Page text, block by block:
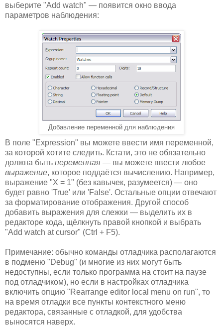
выберите "Add watch" — появится окно ввода
параметров наблюдения:
Добавление переменной для наблюдения
В поле "Expression" вы можете ввести имя переменной,
за которой хотите следить. Кстати, это не обязательно
должна быть переменная — вы можете ввести любое
выражение, которое поддаётся вычислению. Например,
выражение "X = 1" (без кавычек, разумеется) — оно
будет равно 'True' или 'False'. Остальные опции отвечают
за форматирование отображения. Другой способ
добавить выражения для слежки — выделить их в
редакторе кода, щёлкнуть правой кнопкой и выбрать
"Add watch at cursor" (Ctrl + F5).
Примечание: обычно команды отладчика располагаются
в подменю "Debug" (и многие из них могут быть
недоступны, если только программа на стоит на паузе
под отладчиком), но если в настройках отладчика
включить опцию "Rearrange editor local menu on run", то
на время отладки все пункты контекстного меню
редактора, связанные с отладкой, для удобства
выносятся наверх.